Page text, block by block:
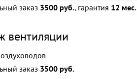
заказ 3500 руб., гарантия 12 мес.
вентиляции
заказ 3500 руб.